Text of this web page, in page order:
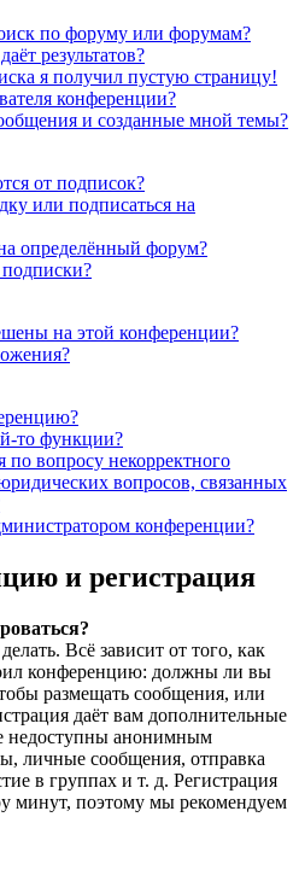
по форуму или форумам?
результатов?
я получил пустую страницу!
конференции?
и созданные мной темы?
от подписок?
или подписаться на
определённый форум?
подписки?
на этой конференции?
то функции?
по вопросу некорректного
вопросов, связанных
конференции?
и регистрация
Всё зависит от того, как
конференцию: должны ли вы
размещать сообщения, или
даёт вам дополнительные
недоступны анонимным
личные сообщения, отправка
в группах и т. д. Регистрация
минут, поэтому мы рекомендуем